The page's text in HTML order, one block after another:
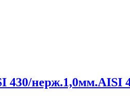
430/нерж.1,0мм.AISI